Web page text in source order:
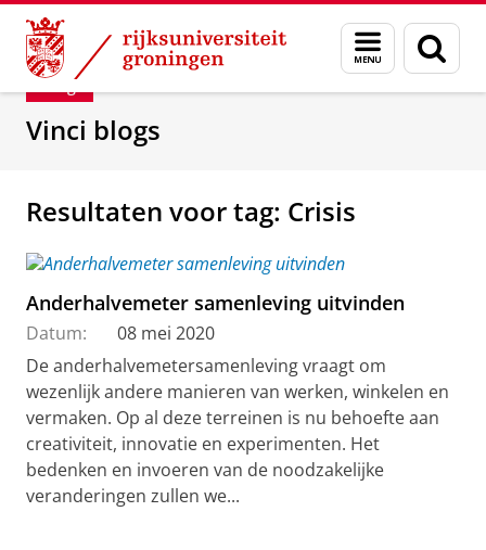
Skip
Content
Skip
Navigation
Menu
en
zoeken
Department of Innovation Management &
Blog
Vinci blogs
Resultaten voor tag: Crisis
Anderhalvemeter samenleving uitvinden
Datum:
08 mei 2020
De anderhalvemetersamenleving vraagt om
wezenlijk andere manieren van werken, winkelen en
vermaken. Op al deze terreinen is nu behoefte aan
creativiteit, innovatie en experimenten. Het
bedenken en invoeren van de noodzakelijke
veranderingen zullen we...